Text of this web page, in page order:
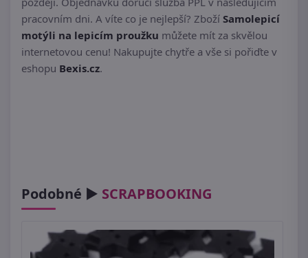
pracovním dni. A víte co je nejlepší? Zboží Samolepicí
motýli na lepicím proužku můžete mít za skvělou
internetovou cenu! Nakupujte chytře a vše si pořiďte v
eshopu Bexis.cz.
Podobné ► SCRAPBOOKING